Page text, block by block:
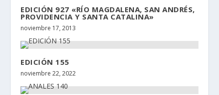
EDICIÓN 927 «RÍO MAGDALENA, SAN ANDRÉS,
PROVIDENCIA Y SANTA CATALINA»
noviembre 17, 2013
EDICIÓN 155
noviembre 22, 2022